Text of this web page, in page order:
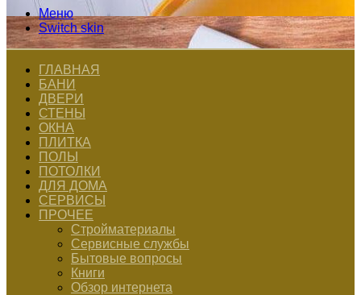
Меню
Switch skin
ГЛАВНАЯ
БАНИ
ДВЕРИ
СТЕНЫ
ОКНА
ПЛИТКА
ПОЛЫ
ПОТОЛКИ
ДЛЯ ДОМА
СЕРВИСЫ
ПРОЧЕЕ
Стройматериалы
Сервисные службы
Бытовые вопросы
Книги
Обзор интернета